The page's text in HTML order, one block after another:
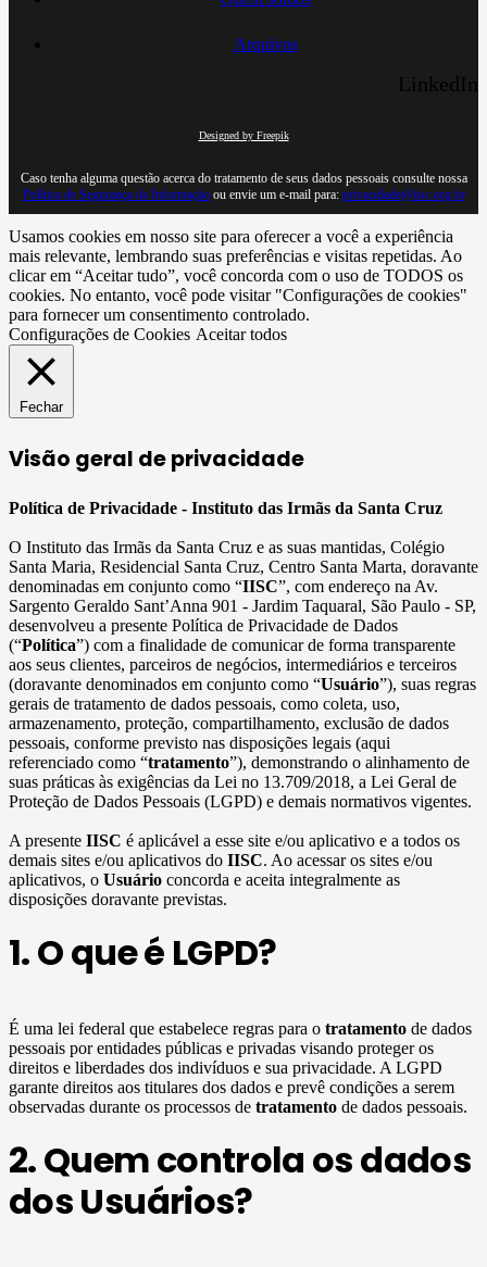
Arquivos
LinkedIn
Designed by Freepik
Caso tenha alguma questão acerca do tratamento de seus dados pessoais consulte nossa
Política de Segurança da Informaçãoou envie um e-mail para: privacidade@iisc.org.br
Usamos cookies em nosso site para oferecer a você a experiência
mais relevante, lembrando suas preferências e visitas repetidas. Ao
clicar em “Aceitar tudo”, você concorda com o uso de TODOS os
cookies. No entanto, você pode visitar "Configurações de cookies"
para fornecer um consentimento controlado.
Configurações de Cookies Aceitar todos
Fechar
Visão geral de privacidade
Política de Privacidade - Instituto das Irmãs da Santa Cruz
O Instituto das Irmãs da Santa Cruz e as suas mantidas, Colégio
Santa Maria, Residencial Santa Cruz, Centro Santa Marta, doravante
denominadas em conjunto como “IISC”, com endereço na Av.
Sargento Geraldo Sant’Anna 901 - Jardim Taquaral, São Paulo - SP,
desenvolveu a presente Política de Privacidade de Dados
(“Política”) com a finalidade de comunicar de forma transparente
aos seus clientes, parceiros de negócios, intermediários e terceiros
(doravante denominados em conjunto como “Usuário”), suas regras
gerais de tratamento de dados pessoais, como coleta, uso,
armazenamento, proteção, compartilhamento, exclusão de dados
pessoais, conforme previsto nas disposições legais (aqui
referenciado como “tratamento”), demonstrando o alinhamento de
suas práticas às exigências da Lei no 13.709/2018, a Lei Geral de
Proteção de Dados Pessoais (LGPD) e demais normativos vigentes.
A presente IISC é aplicável a esse site e/ou aplicativo e a todos os
demais sites e/ou aplicativos do IISC. Ao acessar os sites e/ou
aplicativos, o Usuário concorda e aceita integralmente as
disposições doravante previstas.
1. O que é LGPD?
É uma lei federal que estabelece regras para o tratamento de dados
pessoais por entidades públicas e privadas visando proteger os
direitos e liberdades dos indivíduos e sua privacidade. A LGPD
garante direitos aos titulares dos dados e prevê condições a serem
observadas durante os processos de tratamento de dados pessoais.
2. Quem controla os dados
dos Usuários?